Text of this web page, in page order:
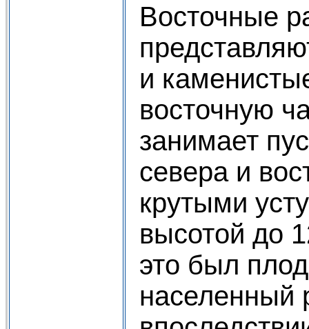
Восточные
и
восточную
занимает
севера и
крутыми
высотой до
это был
населенный